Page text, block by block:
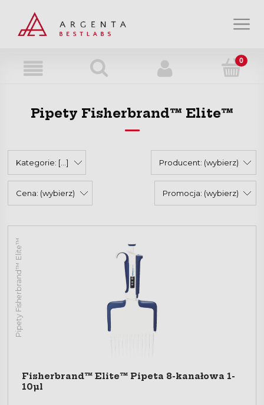
Strefa wiedzy
Kontakt
Pipety Fisherbrand™ Elite™
Kategorie: [...] Producent: (wybierz)
Cena: (wybierz) Promocja: (wybierz)
Fisherbrand™ Elite™ Pipeta 8-kanałowa 1-
10µl
Pipety Fisherbrand™ Elite™